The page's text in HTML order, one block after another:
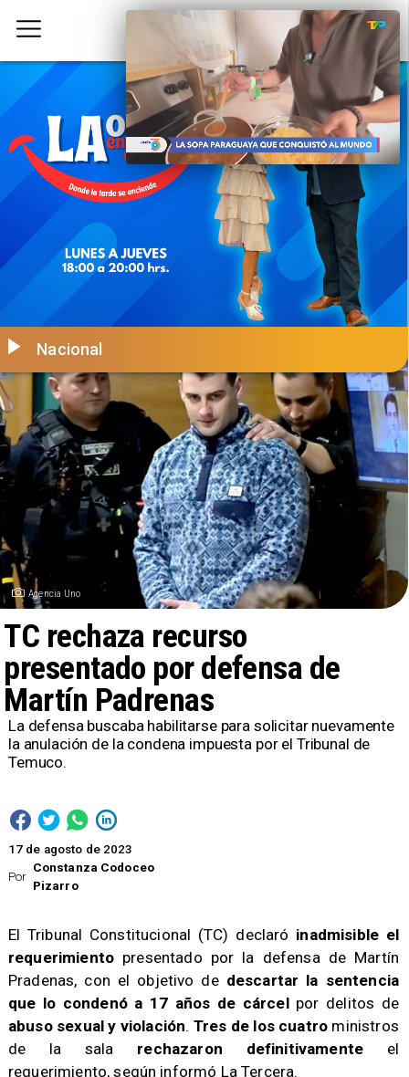
Agencia Uno
Por
Constanza Codoceo
Pizarro
TC rechaza recurso
presentado por defensa de
Martín Padrenas
Nacional
17 de agosto de 2023
La defensa buscaba habilitarse para solicitar nuevamente
la anulación de la condena impuesta por el Tribunal de
Temuco.
El Tribunal Constitucional (TC) declaró inadmisible el
requerimiento presentado por la defensa de Martín
Pradenas, con el objetivo de descartar la sentencia
que lo condenó a 17 años de cárcelpor delitos de
abuso sexual y violación. Tres de los cuatro ministros
de la sala rechazaron definitivamente el
requerimiento, según informó La Tercera.